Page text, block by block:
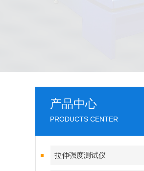
产品中心
PRODUCTS CENTER
拉伸强度测试仪